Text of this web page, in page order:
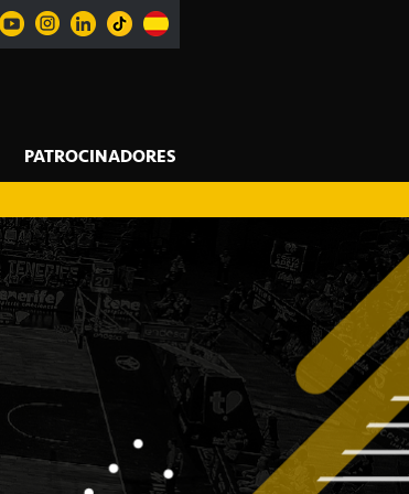
PATROCINADORES